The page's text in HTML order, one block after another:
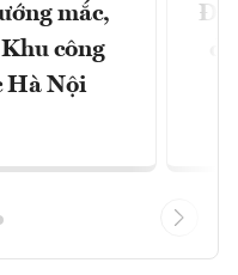
mắc,
công
Hà Nội